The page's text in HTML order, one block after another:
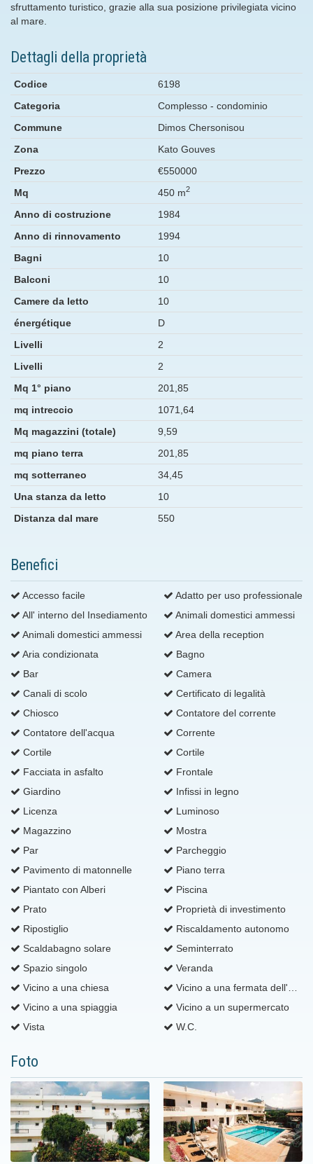
sfruttamento turistico, grazie alla sua posizione privilegiata vicino
al mare.
Dettagli della proprietà
Codice
6198
Categoria
Complesso - condominio
Commune
Dimos Chersonisou
Zona
Kato Gouves
Prezzo
€550000
Mq
450 m2
Anno di costruzione
1984
Anno di rinnovamento
1994
Bagni
10
Balconi
10
Camere da letto
10
énergétique
D
Livelli
2
Livelli
2
Mq 1° piano
201,85
mq intreccio
1071,64
Mq magazzini (totale)
9,59
mq piano terra
201,85
mq sotterraneo
34,45
Una stanza da letto
10
Distanza dal mare
550
Benefici
Accesso facile
Adatto per uso professionale
All' interno del Insediamento
Animali domestici ammessi
Animali domestici ammessi
Area della reception
Aria condizionata
Bagno
Bar
Camera
Canali di scolo
Certificato di legalità
Chiosco
Contatore del corrente
Contatore dell'acqua
Corrente
Cortile
Cortile
Facciata in asfalto
Frontale
Giardino
Infissi in legno
Licenza
Luminoso
Magazzino
Mostra
Par
Parcheggio
Pavimento di matonnelle
Piano terra
Piantato con Alberi
Piscina
Prato
Proprietà di investimento
Ripostiglio
Riscaldamento autonomo
Scaldabagno solare
Seminterrato
Spazio singolo
Veranda
Vicino a una chiesa
Vicino a una fermata dell'autobus
Vicino a una spiaggia
Vicino a un supermercato
Vista
W.C.
Foto